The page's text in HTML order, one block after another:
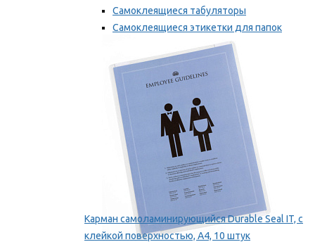
Самоклеящиеся табуляторы
Самоклеящиеся этикетки для папок
Таблички для маркировки
Мы рекомендуем
Карман самоламинирующийся Durable Seal IT, с
клейкой поверхностью, A4, 10 штук